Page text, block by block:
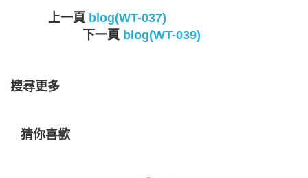
上一頁 blog(WT-037)
下一頁 blog(WT-039)
搜尋更多
猜你喜歡